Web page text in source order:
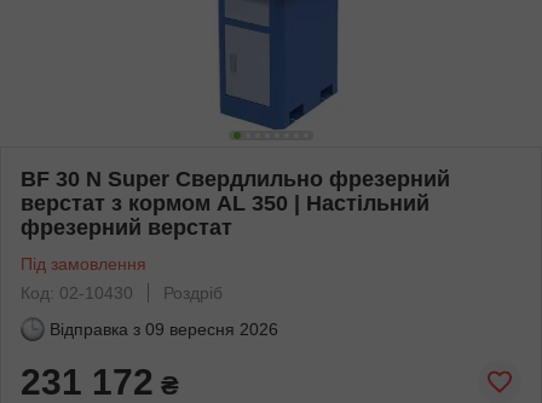
BF 30 N Super Свердлильно фрезерний
верстат з кормом AL 350 | Настільний
фрезерний верстат
Під замовлення
Код: 02-10430
Роздріб
Відправка з 09 вересня 2026
231 172 ₴